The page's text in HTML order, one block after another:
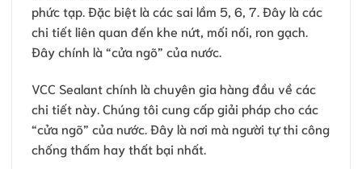
phức tạp. Đặc biệt là các sai lầm 5, 6, 7. Đây là các
chi tiết liên quan đến khe nứt, mối nối, ron gạch.
Đây chính là “cửa ngõ” của nước.
VCC Sealant chính là chuyên gia hàng đầu về các
chi tiết này. Chúng tôi cung cấp giải pháp cho các
“cửa ngõ” của nước. Đây là nơi mà người tự thi công
chống thấm hay thất bại nhất.